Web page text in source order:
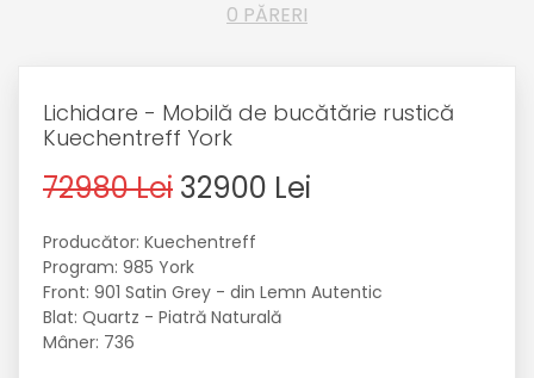
0 PĂRERI
Lichidare - Mobilă de bucătărie rustică
Kuechentreff York
72980 Lei 32900 Lei
Producător: Kuechentreff
Program: 985 York
Front: 901 Satin Grey - din Lemn Autentic
Blat: Quartz - Piatră Naturală
Mâner: 736